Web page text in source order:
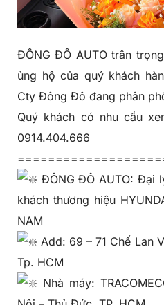
ĐÔNG ĐÔ AUTO trân
ủng hộ của quý khách
Cty Đông Đô đang phân
Quý khách có nhu cầu
0914.404.666
ĐÔNG ĐÔ AUTO: Đại
khách thương hiệu
NAM
Add: 69 – 71 Chế Lan
Tp. HCM
Nhà máy: